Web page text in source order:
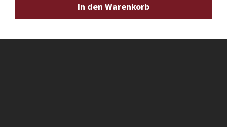
In den Warenkorb